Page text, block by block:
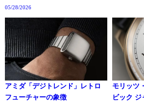
05/28/2026
アミダ「デジトレンド」レトロ
フューチャーの象徴
モリッツ
ビック